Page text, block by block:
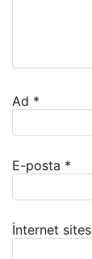
Ad *
E-posta *
İnternet